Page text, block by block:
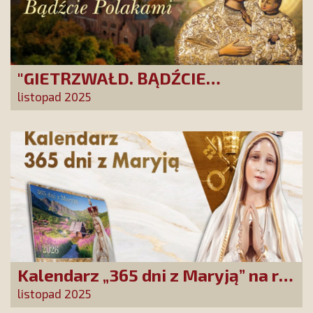
"GIETRZWAŁD. BĄDŹCIE
POLAKAMI". Wesprzyj produkcję
nowego filmu PCh24 TV
listopad 2025
Kalendarz „365 dni z Maryją” na rok
2026 już dostępny! Nowa edycja
listopad 2025